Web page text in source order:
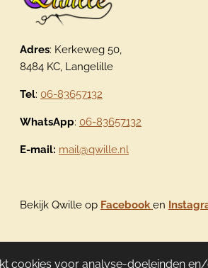
cookies voor analyse-doeleinden
Adres: Kerkeweg 50,
8484 KC, Langelille
Tel: 06-83657132
WhatsApp: 06-83657132
E-mail: mail@qwille.nl
Bekijk Qwille op Facebook en